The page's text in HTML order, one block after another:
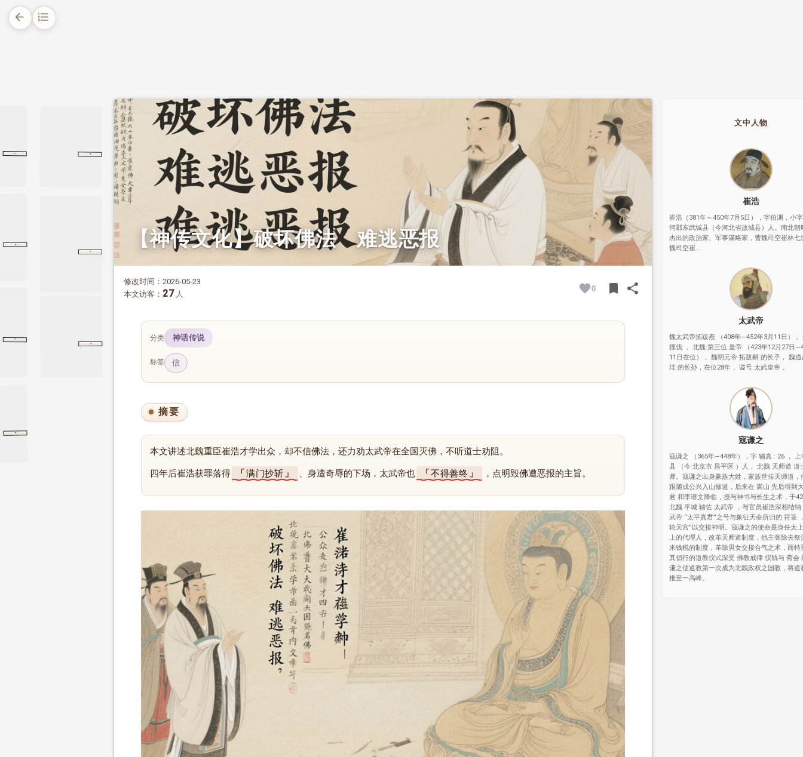
arrow_back format_list_numbered
老志
·
阴侯列传
·
淮阴侯列传
雎蔡泽列传
·
范雎蔡泽列传
法志
·
刑法志
·
第四十一回
官场现形记
·
第四十一回
颜含传
·
【神传文化】破坏佛法 难逃恶报
修改时间：2026-05-23
本文访客： 27 人
0 bookmarkBOOKMARK
shareSHARE
分类 神话传说
标签 信
摘要
本文讲述北魏重臣崔浩才学出众，却不信佛法，还力劝太武帝在全国灭佛，不听道士劝阻。
四年后崔浩获罪落得 满门抄斩 、身遭奇辱的下场，太武帝也 不得善终 ，点明毁佛遭恶报的主旨。
文中人物
崔浩
崔浩（381年～450年7月5日），字伯渊，小
河郡东武城县（今河北省故城县）人。南北朝
杰出的政治家、军事谋略家，曹魏司空崔林七
魏司空崔...
太武帝
魏太武帝拓跋焘 （408年—452年3月11日），
狸伐 ， 北魏 第三位 皇帝 （423年12月27日
11日在位）， 魏明元帝 拓跋嗣 的长子， 魏
珪 的长孙，在位28年， 谥号 太武皇帝 。
寇谦之
寇谦之 （365年—448年），字 辅真 : 26 ， 上
县 （今 北京市 昌平区 ）人， 北魏 天师道 道
师。寇谦之出身豪族大姓，家族世传天师道，
跟随成公兴入山修道，后来在 嵩山 先后得到
君 和李谱文降临，授与神书与长生之术，于
北魏 平城 辅佐 太武帝 ，与官员崔浩深相结纳
武帝 “太平真君”之号与象征天命所归的 符箓
轮天宫”以交接神明。寇谦之的使命是身任太
上的代理人，改革天师道制度，他主张除去祭
米钱税的制度，革除男女交接合气之术，而特
其倡行的道教仪式深受 佛教戒律 仪轨与 斋会
谦之使道教第一次成为北魏政权之国教，将道
推至一高峰。